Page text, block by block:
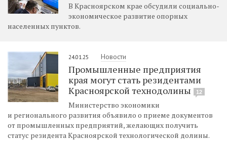
В Красноярском крае обсудили социально-
экономическое развитие опорных
населенных пунктов.
24.01.25 Новости
Промышленные предприятия
края могут стать резидентами
Красноярской технодолины
12
Министерство экономики
и регионального развития объявило о приеме документов
от промышленных предприятий, желающих получить
статус резидента Красноярской технологической долины.